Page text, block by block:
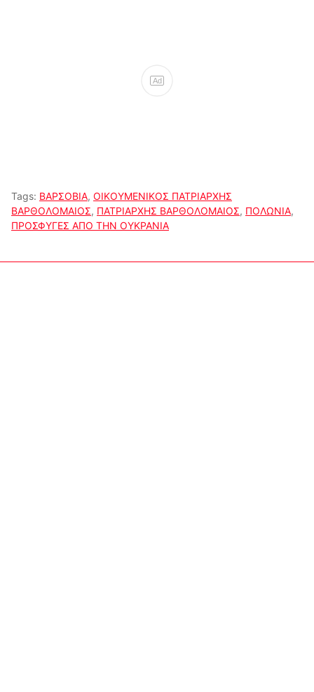
Ad
Tags: ΒΑΡΣΟΒΙΑ, ΟΙΚΟΥΜΕΝΙΚΟΣ ΠΑΤΡΙΑΡΧΗΣ
ΒΑΡΘΟΛΟΜΑΙΟΣ, ΠΑΤΡΙΑΡΧΗΣ ΒΑΡΘΟΛΟΜΑΙΟΣ, ΠΟΛΩΝΙΑ,
ΠΡΟΣΦΥΓΕΣ ΑΠΟ ΤΗΝ ΟΥΚΡΑΝΙΑ